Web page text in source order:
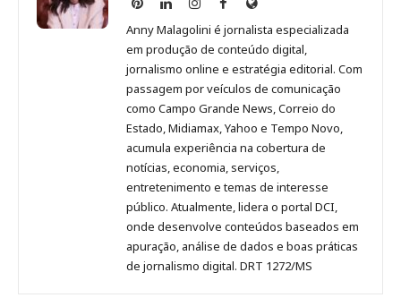
Malagolini
no
Pinterest
Malagolini
no
LinkedIn
Malagolini
no
Instagram
Malagolini
no
Facebook
de
Anny
Malagolini
Anny Malagolini é jornalista especializada
em produção de conteúdo digital,
jornalismo online e estratégia editorial. Com
passagem por veículos de comunicação
como Campo Grande News, Correio do
Estado, Midiamax, Yahoo e Tempo Novo,
acumula experiência na cobertura de
notícias, economia, serviços,
entretenimento e temas de interesse
público. Atualmente, lidera o portal DCI,
onde desenvolve conteúdos baseados em
apuração, análise de dados e boas práticas
de jornalismo digital. DRT 1272/MS